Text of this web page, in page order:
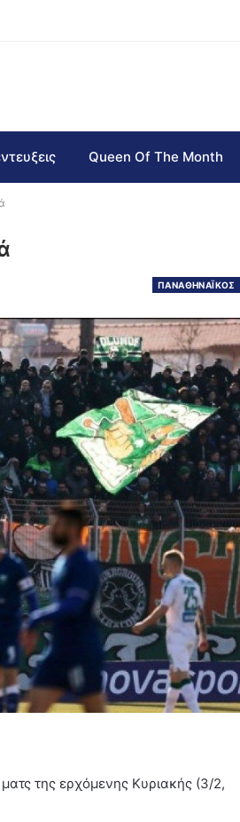
Queen Of The Month
ΠΑΝΑΘΗΝΑΪΚΟΣ
της ερχόμενης Κυριακής (3/2,